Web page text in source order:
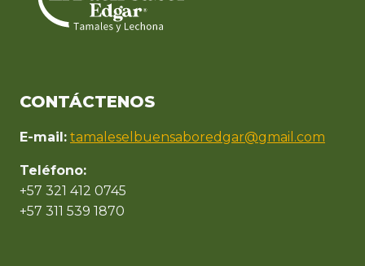
CONTÁCTENOS
E-mail: tamaleselbuensaboredgar@gmail.com
Teléfono:
+57 321 412 0745
+57 311 539 1870